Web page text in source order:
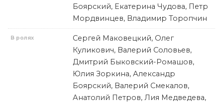
Боярский, Екатерина Чудова, Петр
Мордвинцев, Владимир Торопчин
В ролях
Сергей Маковецкий, Олег
Куликович, Валерий Соловьев,
Дмитрий Быковский-Ромашов,
Юлия Зоркина, Александр
Боярский, Валерий Смекалов,
Анатолий Петров, Лия Медведева,